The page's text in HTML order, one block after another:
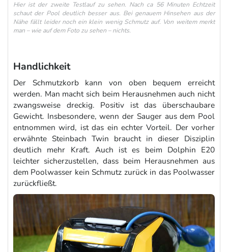
Hier ist der zweite Testlauf zu sehen. Nach ca 56 Minuten Echtzeit
schaut der Pool deutlich besser aus. Bei genauem Hinsehen aus der
Nähe fällt leider noch ein klein wenig Schmutz auf. Von weitem merkt
man – wie auf dem Foto zu sehen – nichts.
Handlichkeit
Der Schmutzkorb kann von oben bequem erreicht
werden. Man macht sich beim Herausnehmen auch nicht
zwangsweise dreckig. Positiv ist das überschaubare
Gewicht. Insbesondere, wenn der Sauger aus dem Pool
entnommen wird, ist das ein echter Vorteil. Der vorher
erwähnte Steinbach Twin braucht in dieser Disziplin
deutlich mehr Kraft. Auch ist es beim Dolphin E20
leichter sicherzustellen, dass beim Herausnehmen aus
dem Poolwasser kein Schmutz zurück in das Poolwasser
zurückfließt.